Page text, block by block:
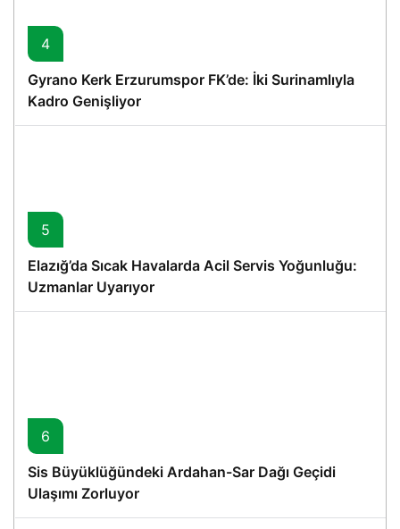
4
Gyrano Kerk Erzurumspor FK’de: İki Surinamlıyla
Kadro Genişliyor
5
Elazığ’da Sıcak Havalarda Acil Servis Yoğunluğu:
Uzmanlar Uyarıyor
6
Sis Büyüklüğündeki Ardahan-Sar Dağı Geçidi
Ulaşımı Zorluyor